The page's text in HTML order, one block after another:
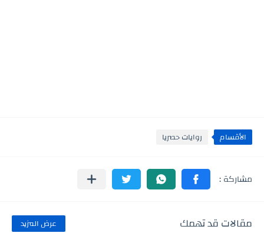
الأقسام روايات حصريا
مقالات قد تهمك عرض المزيد